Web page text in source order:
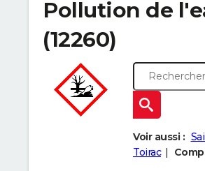
Pollution de
(12260)
Voir aussi :
Toirac